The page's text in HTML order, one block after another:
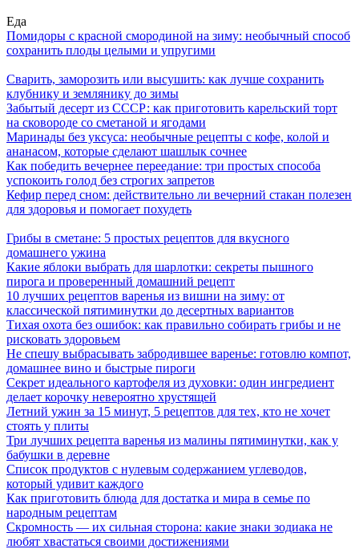
Еда
Помидоры с красной смородиной на зиму: необычный способ
сохранить плоды целыми и упругими
Сварить, заморозить или высушить: как лучше сохранить
клубнику и землянику до зимы
Забытый десерт из СССР: как приготовить карельский торт
на сковороде со сметаной и ягодами
Маринады без уксуса: необычные рецепты с кофе, колой и
ананасом, которые сделают шашлык сочнее
Как победить вечернее переедание: три простых способа
успокоить голод без строгих запретов
Кефир перед сном: действительно ли вечерний стакан полезен
для здоровья и помогает похудеть
Грибы в сметане: 5 простых рецептов для вкусного
домашнего ужина
Какие яблоки выбрать для шарлотки: секреты пышного
пирога и проверенный домашний рецепт
10 лучших рецептов варенья из вишни на зиму: от
классической пятиминутки до десертных вариантов
Тихая охота без ошибок: как правильно собирать грибы и не
рисковать здоровьем
Не спешу выбрасывать забродившее варенье: готовлю компот,
домашнее вино и быстрые пироги
Секрет идеального картофеля из духовки: один ингредиент
делает корочку невероятно хрустящей
Летний ужин за 15 минут, 5 рецептов для тех, кто не хочет
стоять у плиты
Три лучших рецепта варенья из малины пятиминутки, как у
бабушки в деревне
Список продуктов с нулевым содержанием углеводов,
который удивит каждого
Как приготовить блюда для достатка и мира в семье по
народным рецептам
Скромность — их сильная сторона: какие знаки зодиака не
любят хвастаться своими достижениями